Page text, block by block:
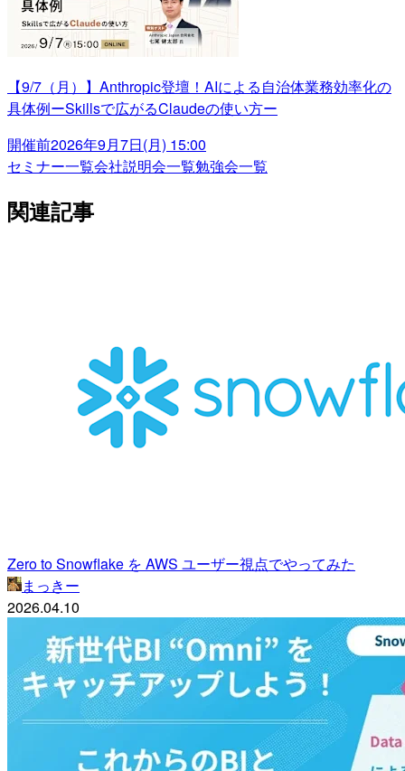
【9/7（月）】Anthropic登壇！AIによる自治体業務効率化の
具体例ーSkillsで広がるClaudeの使い方ー
開催前2026年9月7日(月) 15:00
セミナー一覧会社説明会一覧勉強会一覧
関連記事
Zero to Snowflake を AWS ユーザー視点でやってみた
まっきー
2026.04.10